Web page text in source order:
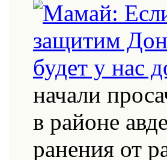
начали
в районе
ранения от